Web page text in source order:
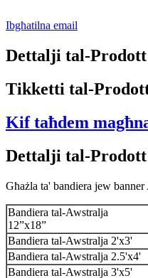
Ibgħatilna email
Dettalji tal-Prodott
Tikketti tal-
Kif taħdem
Dettalji tal-Prodott
Għażla ta' bandiera jew banner
Bandiera tal-Awstralja
12”x18”
Bandiera tal-Awstralja 2'x3'
Bandiera tal-Awstralja 2.5'x4'
Bandiera tal-Awstralja 3'x5'